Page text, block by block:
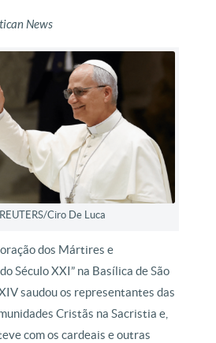
News
Ciro De Luca
dos Mártires e
Século XXI” na Basílica de São
saudou os representantes das
Cristãs na Sacristia e,
com os cardeais e outras